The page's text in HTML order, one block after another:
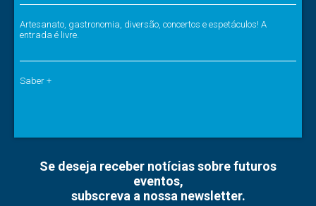
Artesanato, gastronomia, diversão, concertos e espetáculos! A
entrada é livre.
Saber +
Se deseja receber notícias sobre futuros
eventos,
subscreva a nossa newsletter.